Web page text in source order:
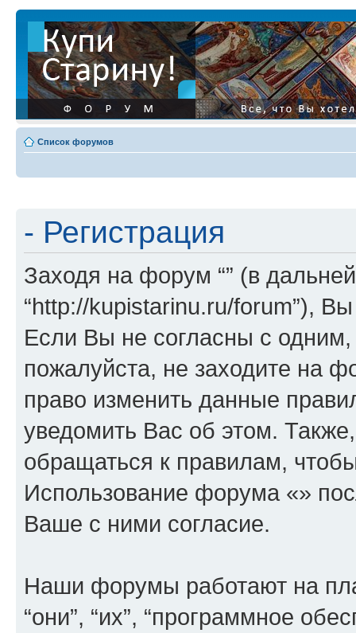
Список форумов
- Регистрация
Заходя на форум “” (в
“http://kupistarinu.ru/forum”),
Если Вы не согласны с
пожалуйста, не заходите на
право изменить данные
уведомить Вас об этом.
обращаться к правилам,
Использование форума «»
Ваше с ними согласие.
Наши форумы работают на
“они”, “их”, “программное